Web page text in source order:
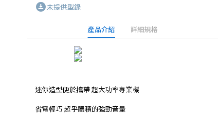
download_for_offline未提供型錄
產品介紹 詳細規格
迷你造型便於攜帶 超大功率專業機
省電輕巧 超乎體積的強勁音量